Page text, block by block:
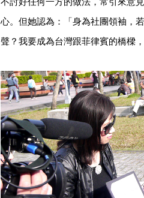
心。但她認為：「身為社團領袖，
聲？我要成為台灣跟菲律賓的橋樑